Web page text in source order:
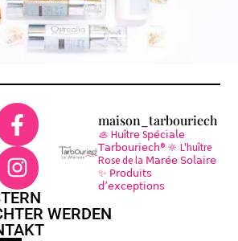
WERDEN
maison_tarbouriech
🦪 H𝗎ît𝗋𝖾 S𝗉𝖾́𝖼𝗂𝖺𝗅𝖾
𝖳𝖺𝗋𝖻𝗈𝗎𝗋𝗂𝖾𝖼𝗁® 🔆 L'huître
Rose de la 𝖬𝖺𝗋𝖾́𝖾 𝖲𝗈𝗅𝖺𝗂𝗋𝖾
✨ 𝖯𝗋𝗈𝖽𝗎𝗂𝗍𝗌
𝖽’𝖾𝗑𝖼𝖾𝗉𝗍𝗂𝗈𝗇𝗌